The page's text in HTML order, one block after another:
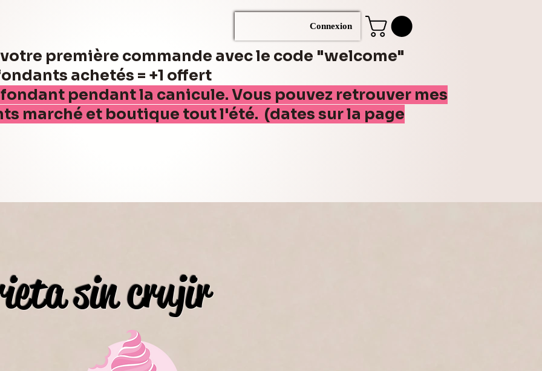
Connexion
première commande avec le code "welcome"
achetés = +1 offert
pendant la canicule. Vous pouvez retrouver mes
marché et boutique tout l'été. (dates sur la page
sin crujir